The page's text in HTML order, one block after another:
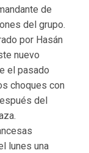
de
del grupo.
por Hasán
nuevo
el pasado
choques con
del
lunes una